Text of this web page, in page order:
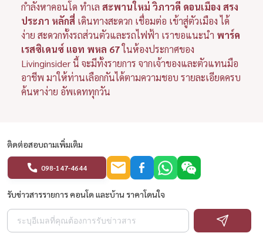
กำลังหาคอนโด ทำเล สะพานใหม่ วิภาวดี ดอนเมือง สรง
ประภา หลักสี่ เดินทางสะดวก เชื่อมต่อ เข้าสู่ตัวเมือง ได้
ง่าย สะดวกทั้งรถส่วนตัวและรถไฟฟ้า เราขอแนะนำ พาร์ค
เรสซิเดนซ์ แอท พหล 67ในห้องประกาศของ
Livinginsider นี้ จะมีทั้งรายการ จากเจ้าของและตัวแทนมือ
อาชีพ มาให้ท่านเลือกกันได้ตามความชอบ รายละเอียดครบ
ค้นหาง่าย อัพเดททุกวัน
ติดต่อสอบถามเพิ่มเติม
098-147-4644
รับข่าวสารรายการ คอนโด และบ้าน ราคาโดนใจ